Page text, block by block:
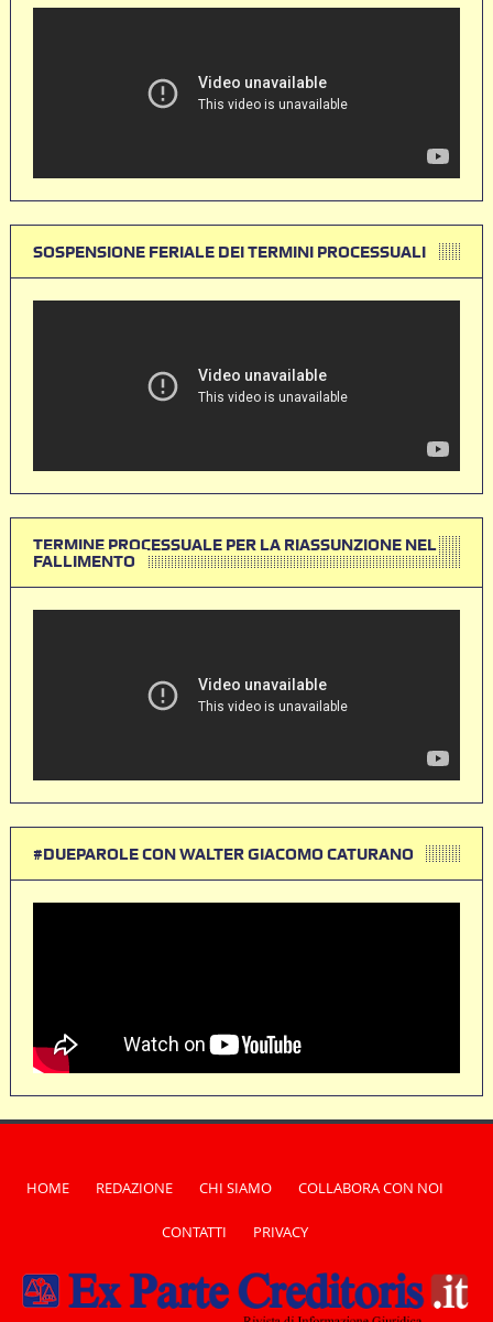
SOSPENSIONE FERIALE DEI TERMINI PROCESSUALI
TERMINE PROCESSUALE PER LA RIASSUNZIONE NEL
FALLIMENTO
#DUEPAROLE CON WALTER GIACOMO CATURANO
HOME REDAZIONE CHI SIAMO COLLABORA CON NOI
CONTATTI PRIVACY